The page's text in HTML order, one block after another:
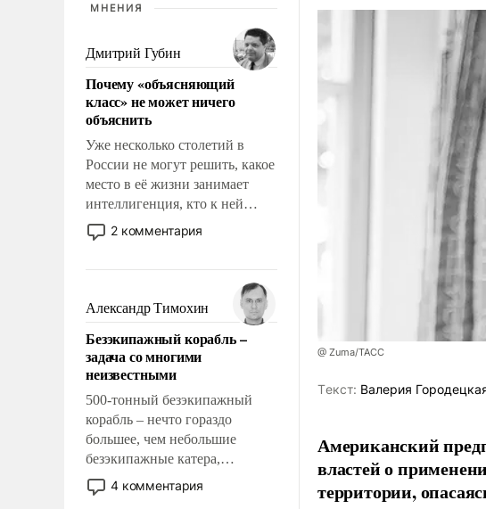
МНЕНИЯ
Дмитрий Губин
Почему «объясняющий
класс» не может ничего
объяснить
Уже несколько столетий в
России не могут решить, какое
место в её жизни занимает
интеллигенция, кто к ней
принадлежит, а кого из неё
исключили с правом
чем она отличается от просто
образованных людей. Иногда
казалось, что эти вопросы
решены раз и навсегда, но –
нет, не решены.
2 комментария
Александр Тимохин
Безэкипажный корабль –
задача со многими
неизвестными
500-тонный безэкипажный
корабль – нечто гораздо
большее, чем небольшие
безэкипажные катера,
применение которых уже
стало обыденностью. Задача по
4 комментария
@ Zuma/ТАСС
Tекст: Валерия
Американский
властей о
территории,